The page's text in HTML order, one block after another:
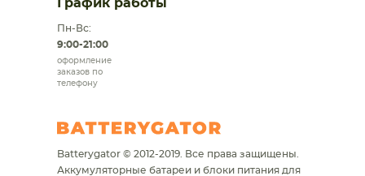
График работы
Пн-Вс:
9:00-21:00
оформление
заказов по
телефону
Batterygator © 2012-2019. Все права защищены.
Аккумуляторные батареи и блоки питания для